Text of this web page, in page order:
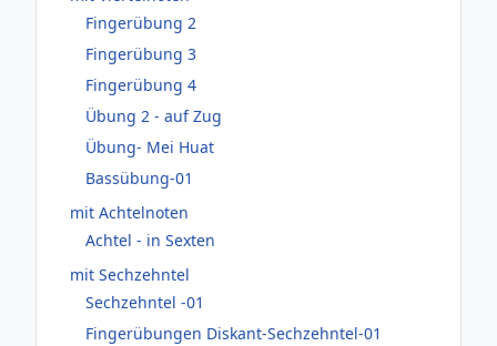
Fingerübung 2
Fingerübung 3
Fingerübung 4
Übung 2 - auf Zug
Übung- Mei Huat
Bassübung-01
mit Achtelnoten
Achtel - in Sexten
mit Sechzehntel
Sechzehntel -01
Fingerübungen Diskant-Sechzehntel-01